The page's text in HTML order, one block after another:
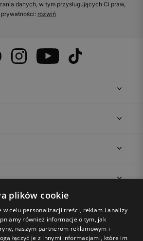
danych, w tym przysługujących Ci praw,
rozwiń
plików cookie
w celu personalizacji treści, reklam i analizy
również informacje o tym, jak
naszym partnerom reklamowym i
łączyć je z innymi informacjami, które im